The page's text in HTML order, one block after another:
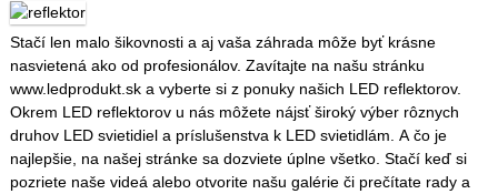
Stačí len malo šikovnosti a aj vaša záhrada môže byť krásne
nasvietená ako od profesionálov. Zavítajte na našu stránku
www.ledprodukt.sk a vyberte si z ponuky našich LED reflektorov.
Okrem LED reflektorov u nás môžete nájsť široký výber rôznych
druhov LED svietidiel a príslušenstva k LED svietidlám. A čo je
najlepšie, na našej stránke sa dozviete úplne všetko. Stačí keď si
pozriete naše videá alebo otvorite našu galérie či prečítate rady a